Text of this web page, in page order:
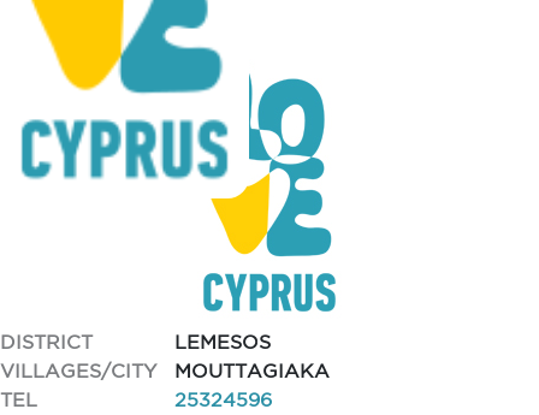
SINATRA
DISTRICT
LEMESOS
VILLAGES/CITY
MOUTTAGIAKA
TEL
25324596